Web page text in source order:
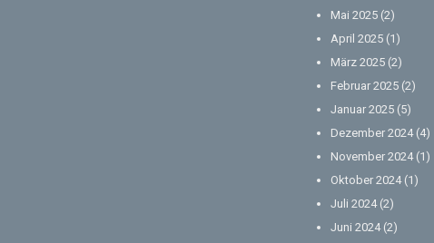
Mai 2025 (2)
April 2025 (1)
März 2025 (2)
Februar 2025 (2)
Januar 2025 (5)
Dezember 2024(4)
November 2024(1)
Oktober 2024(1)
Juli 2024(2)
Juni 2024(2)